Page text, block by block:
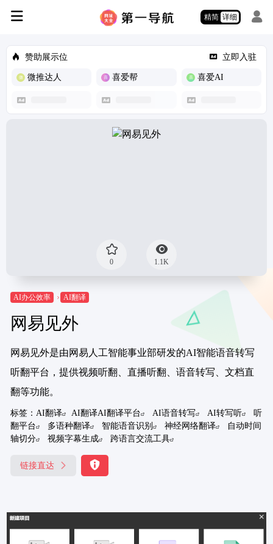
精简 详细
赞助展示位 立即入驻
微推达人 喜爱帮 喜爱AI
0 1.1K
AI办公效率 AI翻译
网易见外
网易见外是由网易人工智能事业部研发的AI智能语音转写
听翻平台，提供视频听翻、直播听翻、语音转写、文档直
翻等功能。
标签： AI翻译 AI翻译AI翻译平台 AI语音转写 AI转写听
听
翻平台
多语种翻译 智能语音识别 神经网络翻译
自动时间
轴切分
视频字幕生成 跨语言交流工具
链接直达